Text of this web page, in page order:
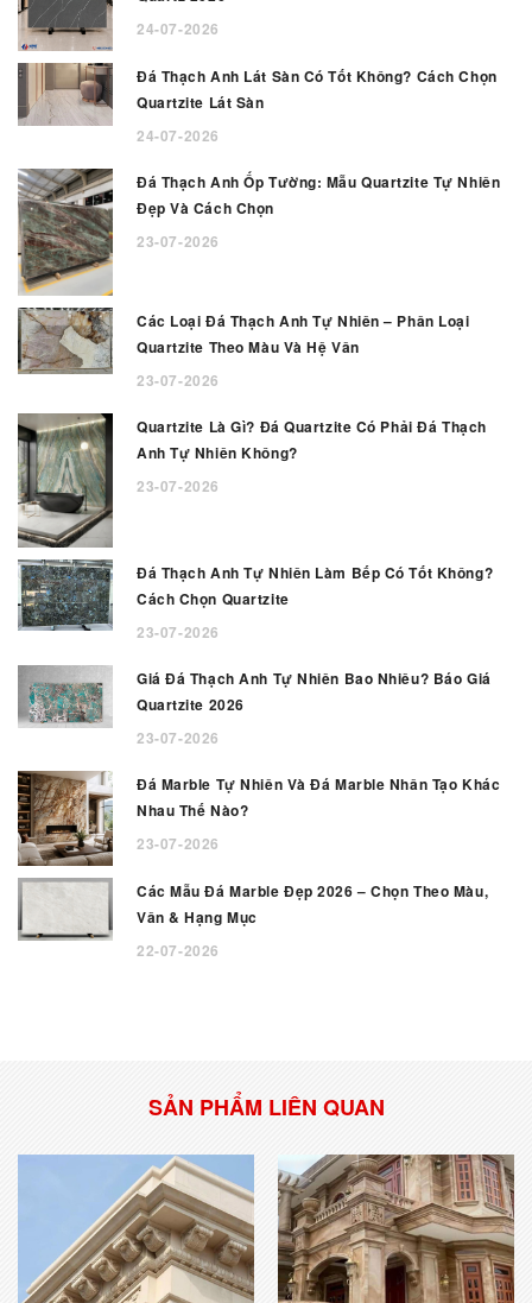
24-07-2026
Đá Thạch Anh Lát Sàn Có Tốt Không? Cách Chọn
Quartzite Lát Sàn
24-07-2026
Đá Thạch Anh Ốp Tường: Mẫu Quartzite Tự Nhiên
Đẹp Và Cách Chọn
23-07-2026
Các Loại Đá Thạch Anh Tự Nhiên – Phân Loại
Quartzite Theo Màu Và Hệ Vân
23-07-2026
Quartzite Là Gì? Đá Quartzite Có Phải Đá Thạch
Anh Tự Nhiên Không?
23-07-2026
Đá Thạch Anh Tự Nhiên Làm Bếp Có Tốt Không?
Cách Chọn Quartzite
23-07-2026
Giá Đá Thạch Anh Tự Nhiên Bao Nhiêu? Báo Giá
Quartzite 2026
23-07-2026
Đá Marble Tự Nhiên Và Đá Marble Nhân Tạo Khác
Nhau Thế Nào?
23-07-2026
Các Mẫu Đá Marble Đẹp 2026 – Chọn Theo Màu,
Vân & Hạng Mục
22-07-2026
SẢN PHẨM LIÊN QUAN